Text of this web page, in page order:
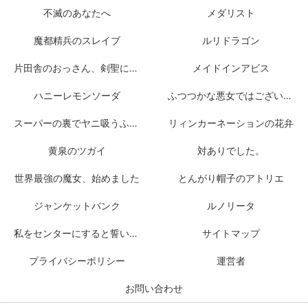
不滅のあなたへ メダリスト
魔都精兵のスレイブ ルリドラゴン
片田舎のおっさん、剣聖になる メイドインアビス
ハニーレモンソーダ ふつつかな悪女ではございますが
スーパーの裏でヤニ吸うふたり リィンカーネーションの花弁
黄泉のツガイ 対ありでした。
世界最強の魔女、始めました とんがり帽子のアトリエ
ジャンケットバンク ルノリータ
私をセンターにすると誓いますか？ サイトマップ
プライバシーポリシー 運営者
お問い合わせ